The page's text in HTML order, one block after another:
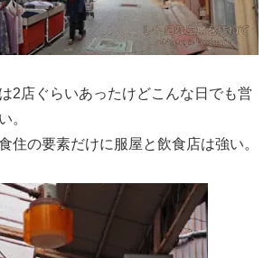
2店ぐらいあったけどこんな日でも営
。
住の要素だけに服屋と飲食店は強い。